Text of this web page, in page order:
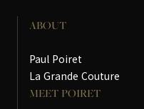
ABOUT
Paul Poiret
La Grande Couture
MEET POIRET